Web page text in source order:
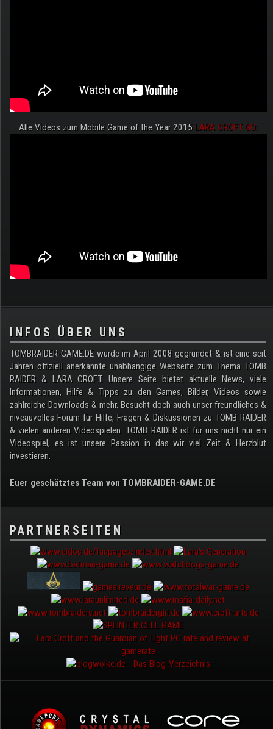
Alle Videos zum Mobile Game of the Year 2015 LARA CROFT GO:
.
INFOS ÜBER UNS
TOMBRAIDER-GAME.DE wurde im April 2008 gegründet & ist eine seit
Jahren offiziell anerkannte unabhängige Webseite zum Thema TOMB
RAIDER & LARA CROFT. Unsere Seite bietet aktuelle News, viele
Informationen, Hilfe & Tipps zu den Games, Bilder, Videos sowie
zahlreiche Downloads & mehr. Besucht doch auch unser freundliches &
niveauvolles Forum für Hilfe, Fragen & Diskussionen zu TOMB RAIDER
& vielen anderen Videospielen. TOMB RAIDER ist für uns nicht nur ein
Videospiel, es ist unsere Passion in das wir viel Zeit & Herzblut
investieren.
Euer geschätztes Team von TOMBRAIDER-GAME.DE
PARTNERSEITEN